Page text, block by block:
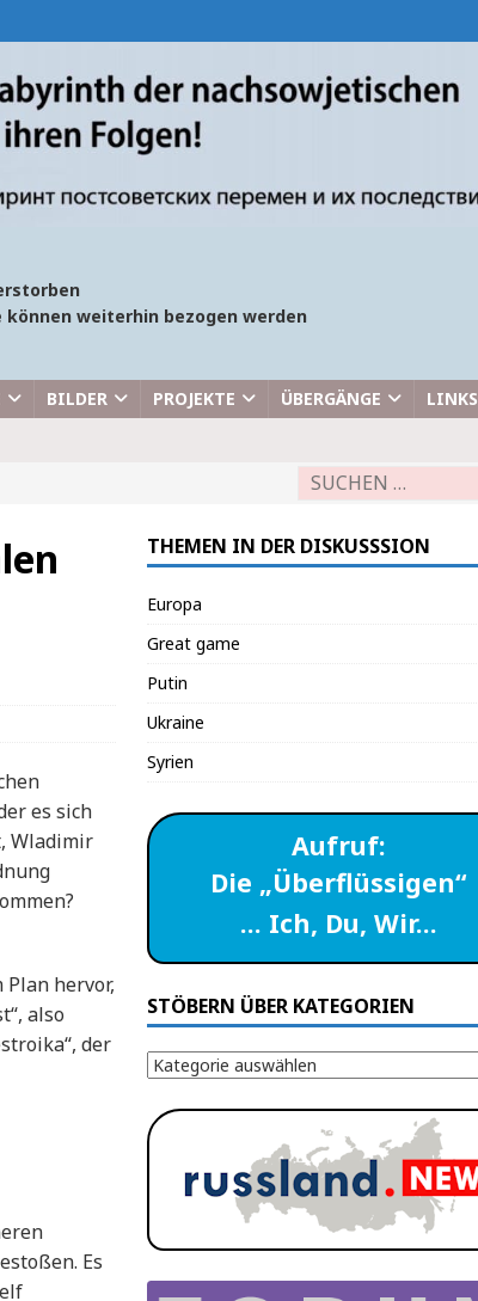
weiterhin bezogen werden
BILDER PROJEKTE ÜBERGÄNGE LINKS
es sich
Wladimir
hervor,
also
der
Es
THEMEN IN DER DISKUSSSION
Europa
Great game
Putin
Ukraine
Syrien
Aufruf:
Die „Überflüssigen“
… Ich, Du, Wir…
STÖBERN ÜBER KATEGORIEN